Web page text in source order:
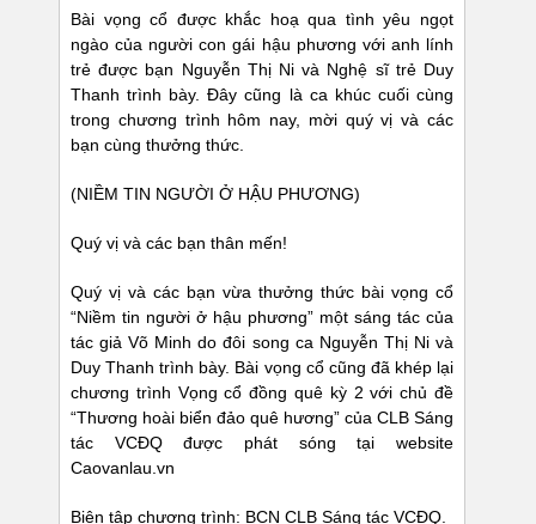
Bài vọng cổ được khắc hoạ qua tình yêu ngọt
ngào của người con gái hậu phương với anh lính
trẻ được bạn Nguyễn Thị Ni và Nghệ sĩ trẻ Duy
Thanh trình bày. Đây cũng là ca khúc cuối cùng
trong chương trình hôm nay, mời quý vị và các
bạn cùng thưởng thức.
(NIỀM TIN NGƯỜI Ở HẬU PHƯƠNG)
Quý vị và các bạn thân mến!
Quý vị và các bạn vừa thưởng thức bài vọng cổ
“Niềm tin người ở hậu phương” một sáng tác của
tác giả Võ Minh do đôi song ca Nguyễn Thị Ni và
Duy Thanh trình bày. Bài vọng cổ cũng đã khép lại
chương trình Vọng cổ đồng quê kỳ 2 với chủ đề
“Thương hoài biển đảo quê hương” của CLB Sáng
tác VCĐQ được phát sóng tại website
Caovanlau.vn
Biên tập chương trình: BCN CLB Sáng tác VCĐQ.